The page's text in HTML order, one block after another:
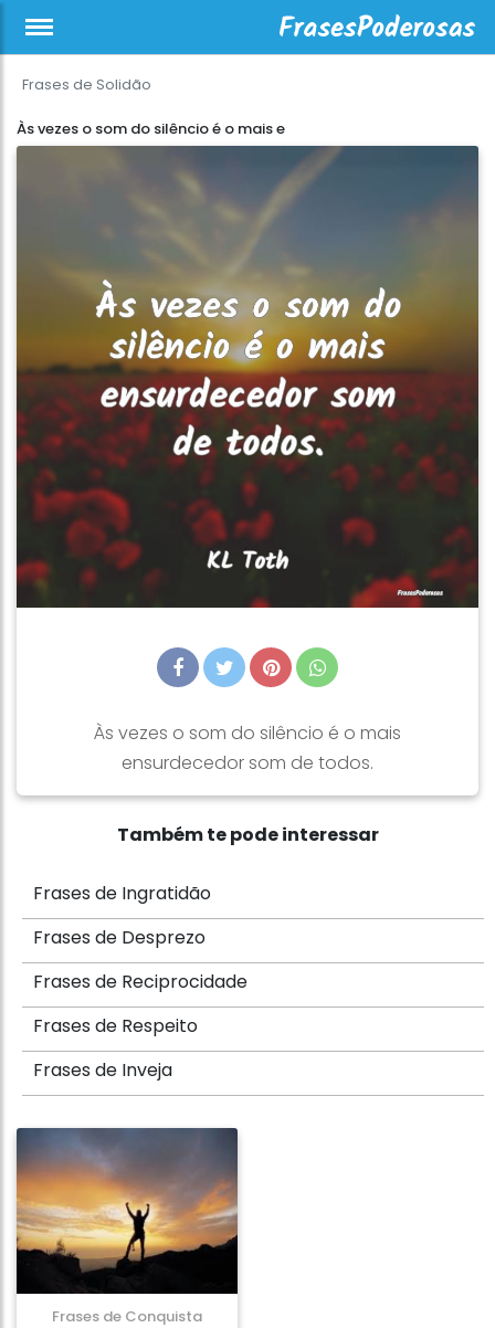
Frases de Solidão
Às vezes o som do silêncio é o mais e
Às vezes o som do silêncio é o mais
ensurdecedor som de todos.
Também te pode interessar
Frases de Ingratidão
Frases de Desprezo
Frases de Reciprocidade
Frases de Respeito
Frases de Inveja
Frases de Conquista